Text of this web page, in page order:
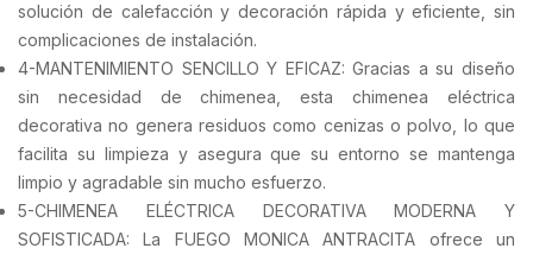
solución de calefacción y decoración rápida y eficiente, sin
complicaciones de instalación.
4-MANTENIMIENTO SENCILLO Y EFICAZ: Gracias a su diseño
sin necesidad de chimenea, esta chimenea eléctrica
decorativa no genera residuos como cenizas o polvo, lo que
facilita su limpieza y asegura que su entorno se mantenga
limpio y agradable sin mucho esfuerzo.
5-CHIMENEA ELÉCTRICA DECORATIVA MODERNA Y
SOFISTICADA: La FUEGO MONICA ANTRACITA ofrece un